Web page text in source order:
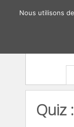
Quiz
Nous utilisons